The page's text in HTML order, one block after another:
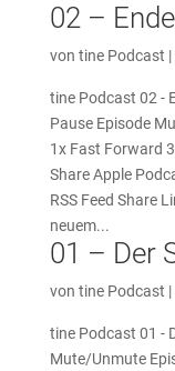
02 –
von tine Podcast |
tine Podcast 02 -
Pause Episode
1x Fast Forward
Share Apple
RSS Feed Share
neuem...
01 – Der
von tine Podcast |
tine Podcast 01 -
Mute/Unmute